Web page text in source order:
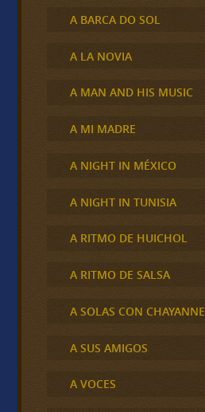
A BARCA DO SOL
A LA NOVIA
A MAN AND HIS MUSIC
A MI MADRE
A NIGHT IN MÉXICO
A NIGHT IN TUNISIA
A RITMO DE HUICHOL
A RITMO DE SALSA
A SOLAS CON CHAYANNE
A SUS AMIGOS
A VOCES